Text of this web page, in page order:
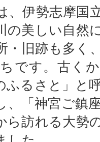
、伊勢志摩国
の美しい自然
・旧跡も多く
です。古く
ふるさと」と
、「神宮ご鎮
ら訪れる大勢